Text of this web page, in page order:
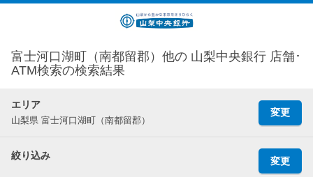
富士河口湖町（南都留郡）他の 山梨中央銀行 店舗･
ATM検索の検索結果
エリア
山梨県 富士河口湖町（南都留郡）
変更
絞り込み 変更